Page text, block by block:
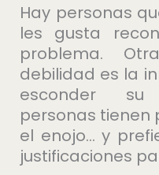
Hay personas
les gusta
problema.
debilidad es la
esconder su
personas tienen
el enojo… y
justificaciones